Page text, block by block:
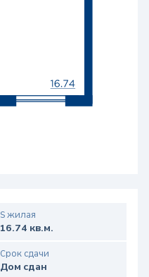
S жилая
16.74 кв.м.
Срок сдачи
Дом сдан